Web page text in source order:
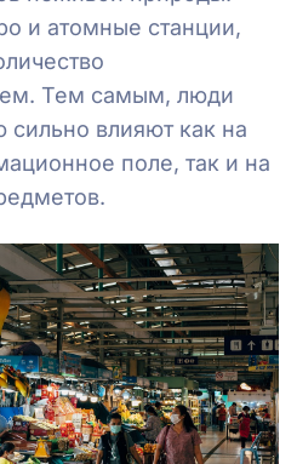
и атомные станции,
Тем самым, люди
сильно влияют как на
поле, так и на